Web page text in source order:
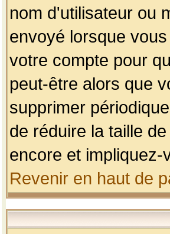
nom d'utilisateur ou
envoyé lorsque
votre compte pour
peut-être alors que
supprimer
de réduire la taille
encore et
Revenir en haut de